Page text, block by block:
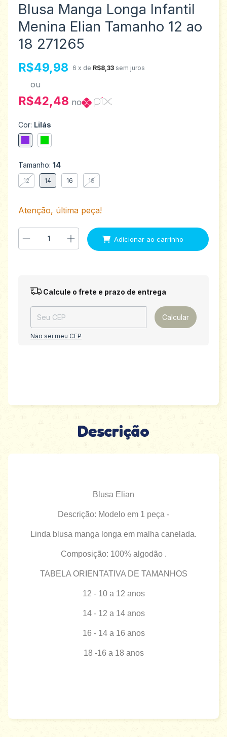
Blusa Manga Longa Infantil
Menina Elian Tamanho 12 ao
18 271265
R$49,98 6 x de R$8,33 sem juros
ou
R$42,48 no
Cor: Lilás
Tamanho: 14
12 14 16 18
Atenção, última peça!
Entregas para o CEP: Alterar CEP
Calcule o frete e prazo de entrega
Calcular
Não sei meu CEP
Descrição
Blusa Elian
Descrição: Modelo em 1 peça -
Linda blusa manga longa em malha canelada.
Composição: 100% algodão .
TABELA ORIENTATIVA DE TAMANHOS
12 - 10 a 12 anos
14 - 12 a 14 anos
16 - 14 a 16 anos
18 -16 a 18 anos